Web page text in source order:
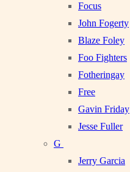
Focus
John Fogerty
Blaze Foley
Foo Fighters
Fotheringay
Free
Gavin Friday
Jesse Fuller
G
Jerry Garcia